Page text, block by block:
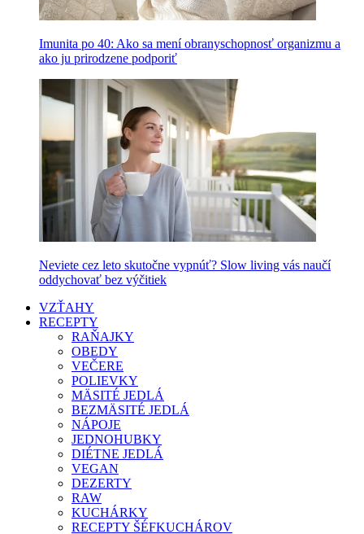
Imunita po 40: Ako sa mení obranyschopnosť organizmu a
ako ju prirodzene podporiť
Neviete cez leto skutočne vypnúť? Slow living vás naučí
oddychovať bez výčitiek
VZŤAHY
RECEPTY
RAŇAJKY
OBEDY
VEČERE
POLIEVKY
MÄSITÉ JEDLÁ
BEZMÄSITÉ JEDLÁ
NÁPOJE
JEDNOHUBKY
DIÉTNE JEDLÁ
VEGAN
DEZERTY
RAW
KUCHÁRKY
RECEPTY ŠÉFKUCHÁROV